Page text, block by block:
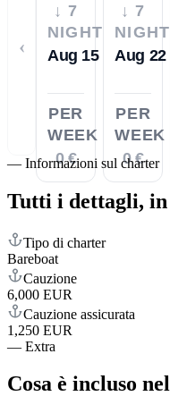
‹
↓ 7
NIGHTS
Aug 15
PER
WEEK
0 €
↓ 7
Aug 22
PER
WEEK
0 €
— Informazioni sul charter
Tutti i dettagli,
Tipo di charter
Bareboat
Cauzione
6,000 EUR
Cauzione assicurata
1,250 EUR
— Extra
Cosa è incluso